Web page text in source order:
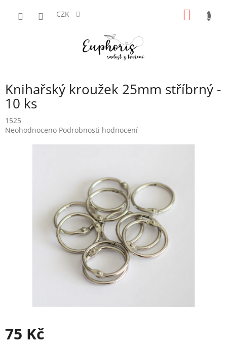
CZK
Knihařský kroužek 25mm stříbrný -
10 ks
1525
Průměrné
Neohodnoceno Podrobnosti hodnocení
75 Kč